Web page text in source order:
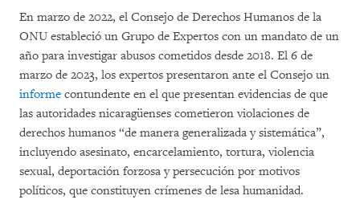
En marzo de 2022, el Consejo de Derechos Humanos de la
ONU estableció un Grupo de Expertos con un mandato de un
año para investigar abusos cometidos desde 2018. El 6 de
marzo de 2023, los expertos presentaron ante el Consejo un
informe contundente en el que presentan evidencias de que
las autoridades nicaragüenses cometieron violaciones de
derechos humanos “de manera generalizada y sistemática”,
incluyendo asesinato, encarcelamiento, tortura, violencia
sexual, deportación forzosa y persecución por motivos
políticos, que constituyen crímenes de lesa humanidad.